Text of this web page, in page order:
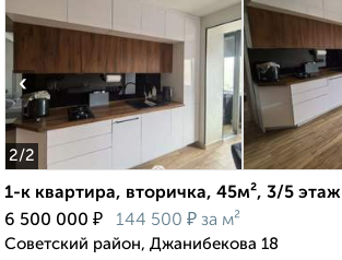
2/2
‹
1-к квартира, вторичка, 45м², 3/5 этаж
6 500 000 ₽ 144 500 ₽ за м²
Советский район, Джанибекова 18